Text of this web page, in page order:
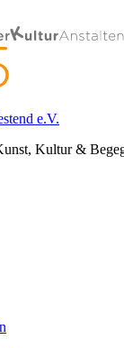
e.V.
Kultur &